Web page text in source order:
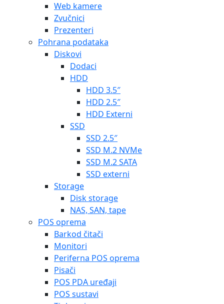
Web kamere
Zvučnici
Prezenteri
Pohrana podataka
Diskovi
Dodaci
HDD
HDD 3.5″
HDD 2.5″
HDD Externi
SSD
SSD 2.5″
SSD M.2 NVMe
SSD M.2 SATA
SSD externi
Storage
Disk storage
NAS, SAN, tape
POS oprema
Barkod čitači
Monitori
Periferna POS oprema
Pisači
POS PDA uređaji
POS sustavi